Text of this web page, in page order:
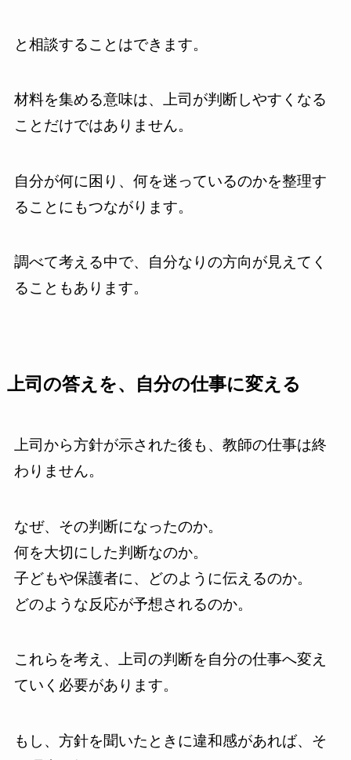
と相談することはできます。
材料を集める意味は、上司が判断しやすくなる
ことだけではありません。
自分が何に困り、何を迷っているのかを整理す
ることにもつながります。
調べて考える中で、自分なりの方向が見えてく
ることもあります。
上司の答えを、自分の仕事に変える
上司から方針が示された後も、教師の仕事は終
わりません。
なぜ、その判断になったのか。
何を大切にした判断なのか。
子どもや保護者に、どのように伝えるのか。
どのような反応が予想されるのか。
これらを考え、上司の判断を自分の仕事へ変え
ていく必要があります。
もし、方針を聞いたときに違和感があれば、そ